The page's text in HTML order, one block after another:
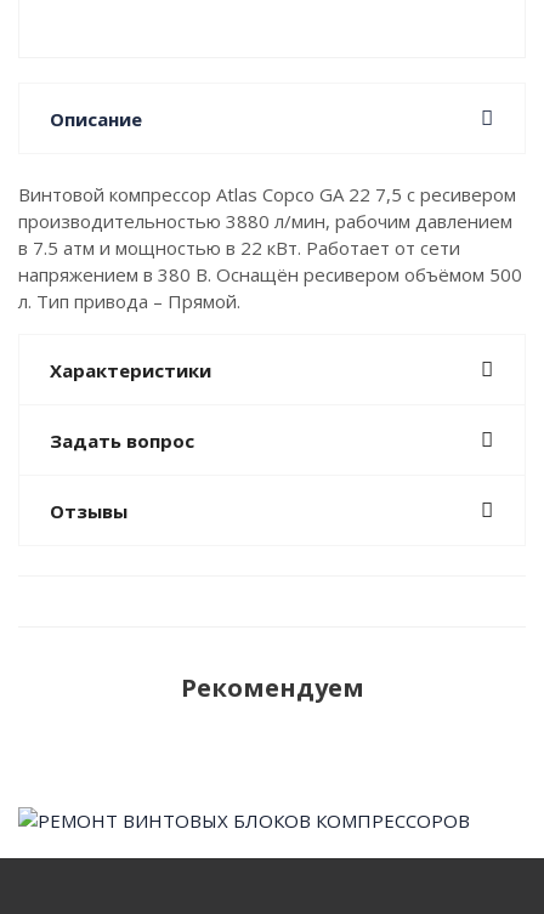
Описание
Винтовой компрессор Atlas Copco GA 22 7,5 с ресивером
производительностью 3880 л/мин, рабочим давлением
в 7.5 атм и мощностью в 22 кВт. Работает от сети
напряжением в 380 В. Оснащён ресивером объёмом 500
л. Тип привода – Прямой.
Характеристики
Задать вопрос
Отзывы
Рекомендуем